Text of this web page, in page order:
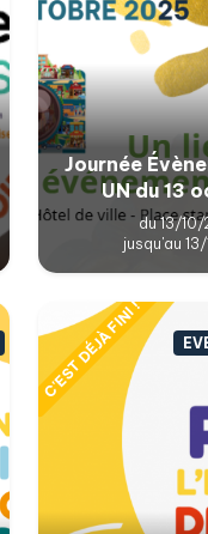
Journée
UN du 13
du 13/
jusqu'au
C'EST DÉJÀ FINI !